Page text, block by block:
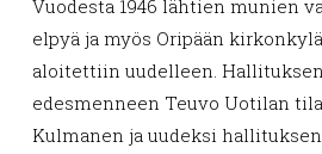
Vuodesta 1946 lähtien munien
elpyä ja myös Oripään
aloitettiin uudelleen.
edesmenneen Teuvo Uotilan
Kulmanen ja uudeksi